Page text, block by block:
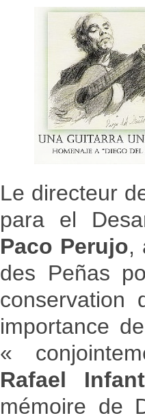
Le directeur
para el
Paco Perujo,
des Peñas
conservation
importance
«
Rafael
mémoire de